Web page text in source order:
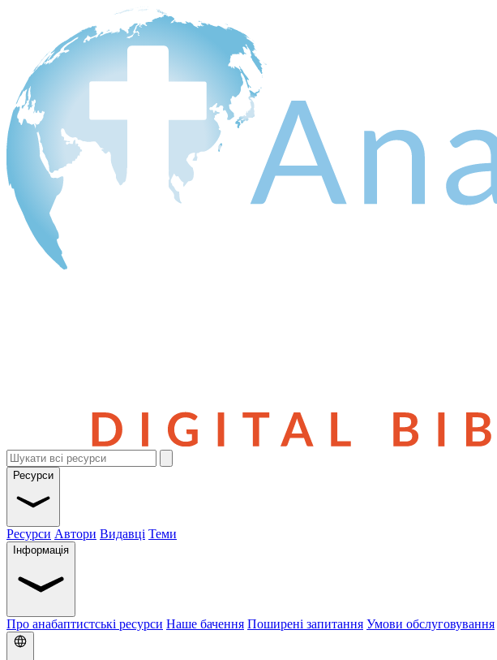
Ресурси
Ресурси Автори Видавці Теми
Інформація
Про анабаптистські ресурси Наше бачення Поширені запитання Умови обслуговування